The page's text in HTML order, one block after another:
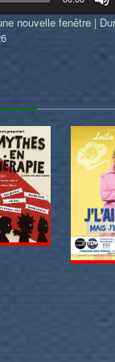
nouvelle fenêtre |